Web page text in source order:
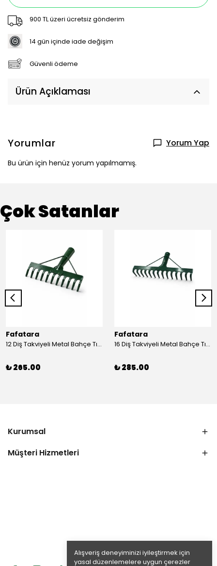
Alışveriş deneyiminizi iyileştirmek için
yasal düzenlemelere uygun çerezler
900 TL üzeri ücretsiz gönderim
14 gün içinde iade değişim
Güvenli ödeme
Ürün Açıklaması
Yorumlar Yorum Yap
Bu ürün için henüz yorum yapılmamış.
Çok Satanlar
Fafatara
12 Diş Takviyeli Metal Bahçe Tırmığı – Dayanıklı, Geniş Ağızlı Yaprak ve Toprak Tırmığı
₺ 265.00
Fafatara
16 Diş Takviyeli Metal Bahçe Tırmığı – Dayanıklı, Geniş Ağızlı Toprak ve Yaprak Tırmığı
₺ 285.00
Kurumsal
Müşteri Hizmetleri